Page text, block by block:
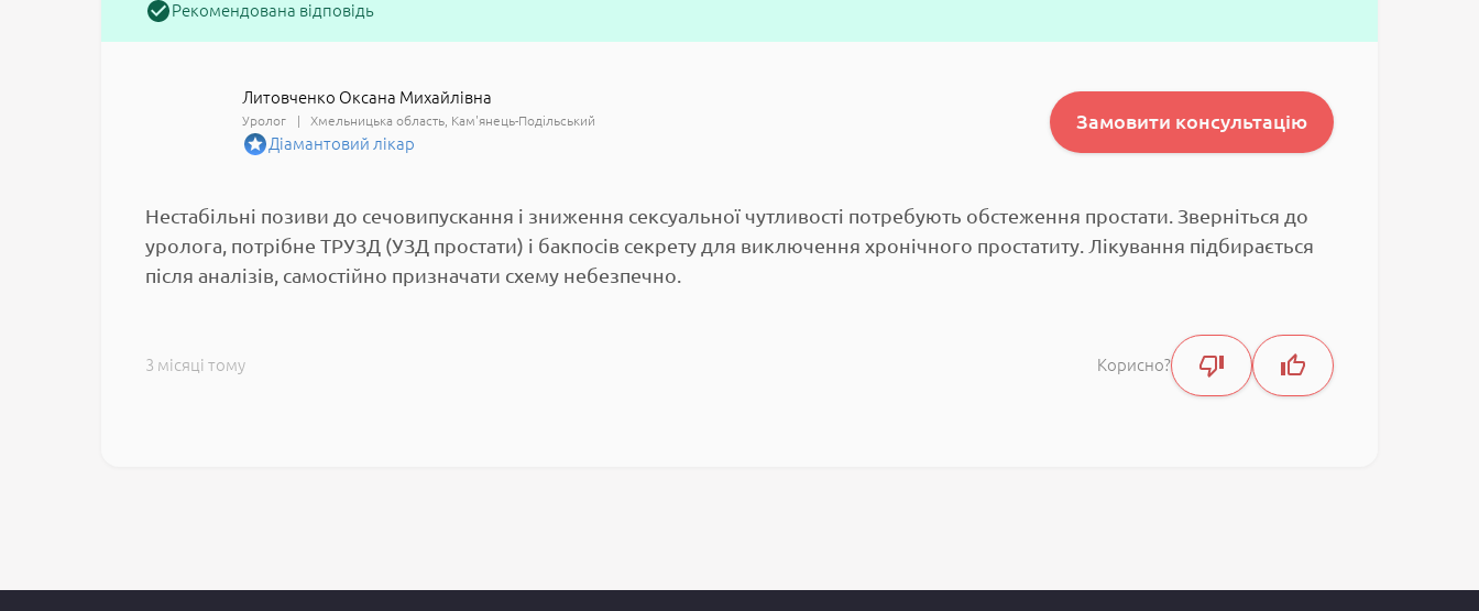
Рекомендована відповідь
Литовченко Оксана Михайлівна
Уролог Хмельницька область Кам'янець-Подільський
Діамантовий лікар
Замовити консультацію
Нестабільні позиви до сечовипускання і зниження сексуальної чутливості потребують обстеження простати. Зверніться до
уролога, потрібне ТРУЗД (УЗД простати) і бакпосів секрету для виключення хронічного простатиту. Лікування підбирається
після аналізів, самостійно призначати схему небезпечно.
3 місяці тому Корисно?